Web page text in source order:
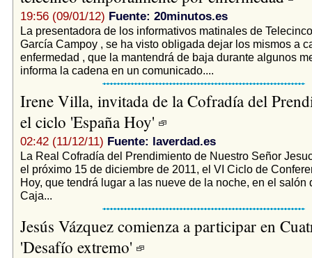
19:56 (09/01/12) Fuente: 20minutos.es
La presentadora de los informativos matinales de
García Campoy , se ha visto obligada dejar los mismos a
enfermedad , que la mantendrá de baja durante algunos
informa la cadena en un comunicado....
Irene Villa, invitada de la Cofradía del
el ciclo 'España Hoy'
02:42 (11/12/11) Fuente: laverdad.es
La Real Cofradía del Prendimiento de Nuestro Señor
el próximo 15 de diciembre de 2011, el VI Ciclo de
Hoy, que tendrá lugar a las nueve de la noche, en el salón
Caja...
Jesús Vázquez comienza a participar en
'Desafío extremo'